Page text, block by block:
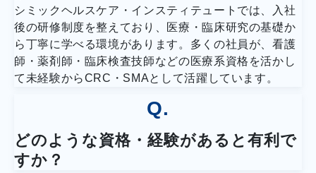
シミックヘルスケア・インスティテュートでは、入社
後の研修制度を整えており、医療・臨床研究の基礎か
ら丁寧に学べる環境があります。多くの社員が、看護
師・薬剤師・臨床検査技師などの医療系資格を活かし
て未経験からCRC・SMAとして活躍しています。
Q.
どのような資格・経験があると有利で
すか？